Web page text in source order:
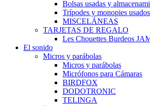
Bolsas usadas y
Trípodes y monopies usados
MISCELÁNEAS
TARJETAS DE REGALO
Les Chouettes Burdeos
El sonido
Micros y parábolas
Micros y parábolas
Micrófonos para Cámaras
BIRDFOX
DODOTRONIC
TELINGA